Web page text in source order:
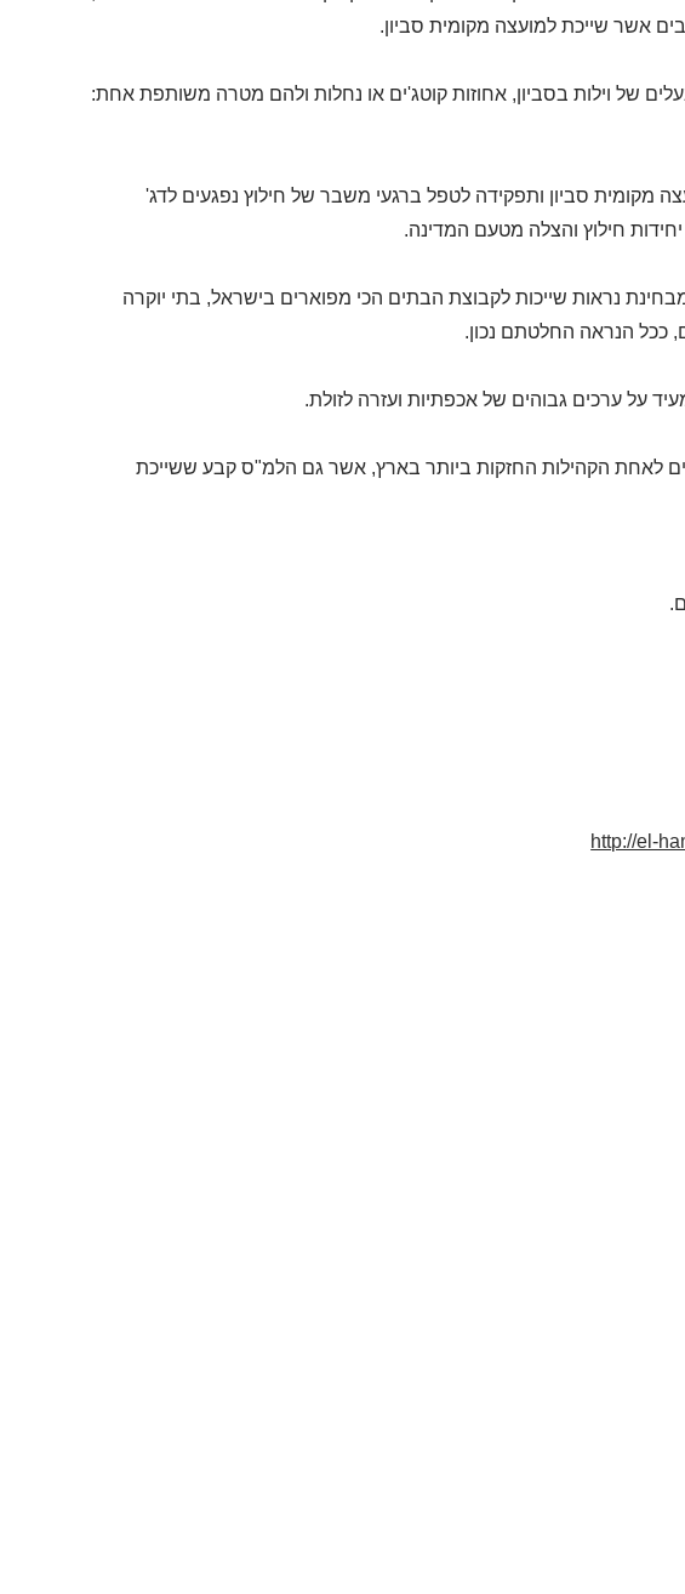
אשר שייכת למועצה מקומית סביון.
של וילות בסביון, אחוזות קוטג'ים או נחלות ולהם מטרה משותפת אחת:
סביון ותפקידה לטפל ברגעי משבר של חילוץ נפגעים לדג'
חילוץ והצלה מטעם המדינה.
נראות שייכות לקבוצת הבתים הכי מפוארים בישראל, בתי יוקרה
ככל הנראה החלטתם נכון.
על ערכים גבוהים של אכפתיות ועזרה לזולת.
לאחת הקהילות החזקות ביותר בארץ, אשר גם הלמ"ס קבע ששייכת
http://el-